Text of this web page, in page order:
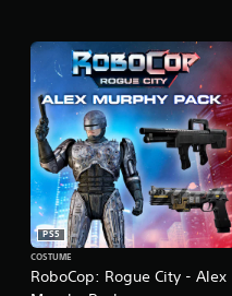
RoboCop: Rogue City - Alex
PS5
COSTUME